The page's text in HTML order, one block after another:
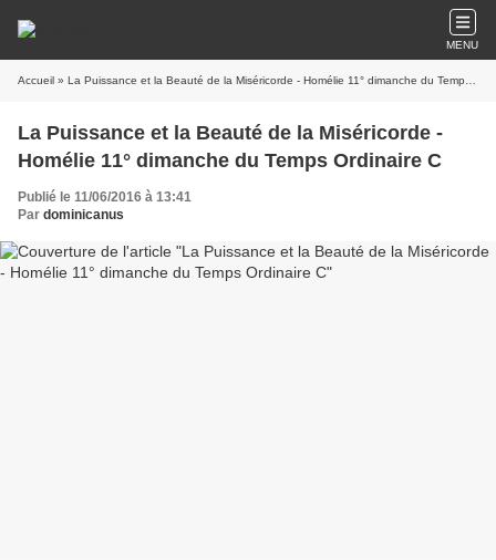
MENU
Accueil » La Puissance et la Beauté de la Miséricorde - Homélie 11° dimanche du Temps Ordinaire C
La Puissance et la Beauté de la Miséricorde -
Homélie 11° dimanche du Temps Ordinaire C
Publié le 11/06/2016 à 13:41
Par dominicanus